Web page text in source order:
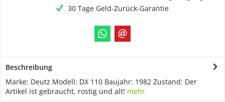
30 Tage Geld-Zurück-Garantie
Beschreibung
Marke: Deutz Modell: DX 110 Baujahr: 1982 Zustand: Der
Artikel ist gebraucht, rostig und alt! mehr